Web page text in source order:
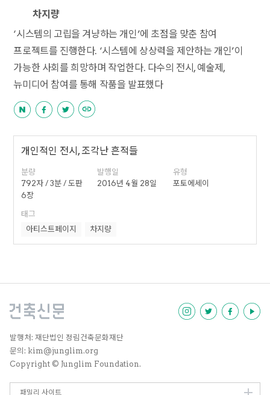
차지량
‘시스템의 고립을 겨냥하는 개인’에 초점을 맞춘 참여
프로젝트를 진행한다. ‘시스템에 상상력을 제안하는 개인’이
가능한 사회를 희망하며 작업한다. 다수의 전시, 예술제,
뉴미디어 참여를 통해 작품을 발표했다
개인적인 전시, 조각난 흔적들
분량
792자 / 3분 / 도판
6장
발행일
2016년 4월 28일
유형
포토에세이
태그
아티스트페이지
차지량
발행처: 재단법인 정림건축문화재단
문의: kim@junglim.org
Copyright © Junglim Foundation.
패밀리 사이트